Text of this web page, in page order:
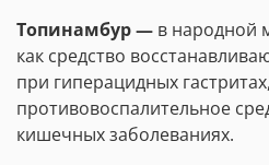
Топинамбур — в народной
как средство
при гиперацидных
противовоспалительное
кишечных заболеваниях.